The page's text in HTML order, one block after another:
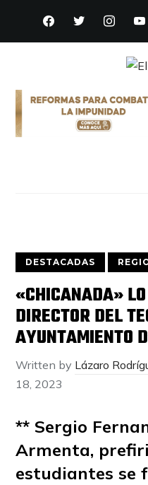
FACEBOOKTWITTER
DESTACADAS
«CHICANADA»
DIRECTOR DEL
AYUNTAMIENTO
Written by Lázaro
18, 2023
** Sergio
Armenta,
estudiantes se